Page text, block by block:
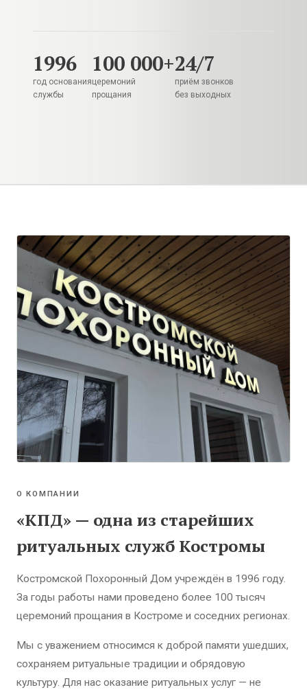
1996
год основания
службы
100 000+
церемоний
прощания
24/7
приём звонков
без выходных
О КОМПАНИИ
«КПД» — одна из старейших
ритуальных служб Костромы
Костромской Похоронный Дом учреждён в 1996 году.
За годы работы нами проведено более 100 тысяч
церемоний прощания в Костроме и соседних регионах.
Мы с уважением относимся к доброй памяти ушедших,
сохраняем ритуальные традиции и обрядовую
культуру. Для нас оказание ритуальных услуг — не